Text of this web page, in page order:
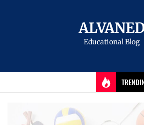
Educational Blog